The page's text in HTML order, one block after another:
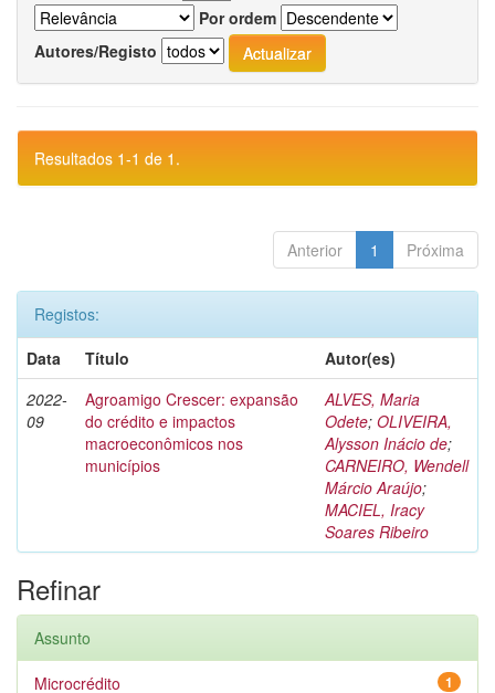
Por ordem
Autores/Registo
Resultados 1-1 de 1.
Anterior 1 Próxima
Registos:
Data
Título
Autor(es)
2022-
09
Agroamigo Crescer: expansão
do crédito e impactos
macroeconômicos nos
municípios
ALVES, Maria
Odete; OLIVEIRA,
Alysson Inácio de;
CARNEIRO, Wendell
Márcio Araújo;
MACIEL, Iracy
Soares Ribeiro
Refinar
Assunto
1
Microcrédito